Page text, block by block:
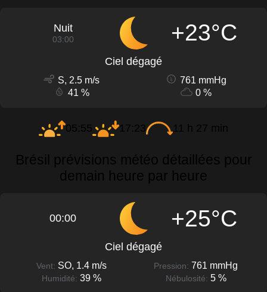
Nuit
03:00 +23°C
Ciel dégagé
S, 2.5 m/s
761 mmHg
41 %
0 %
05:55 17:23 11 h 27 min
Brésil prévisions météo détaillées pour
demain heure par heure
00:00 +25°C
Ciel dégagé
Vent: SO, 1.4 m/s Pression: 761 mmHg
Humidité: 39 % Nébulosité: 5 %